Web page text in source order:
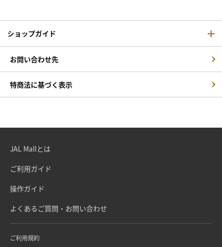
ショップガイド
お問い合わせ先
特商法に基づく表示
JAL Mallとは
ご利用ガイド
操作ガイド
よくあるご質問・お問い合わせ
ご利用規約